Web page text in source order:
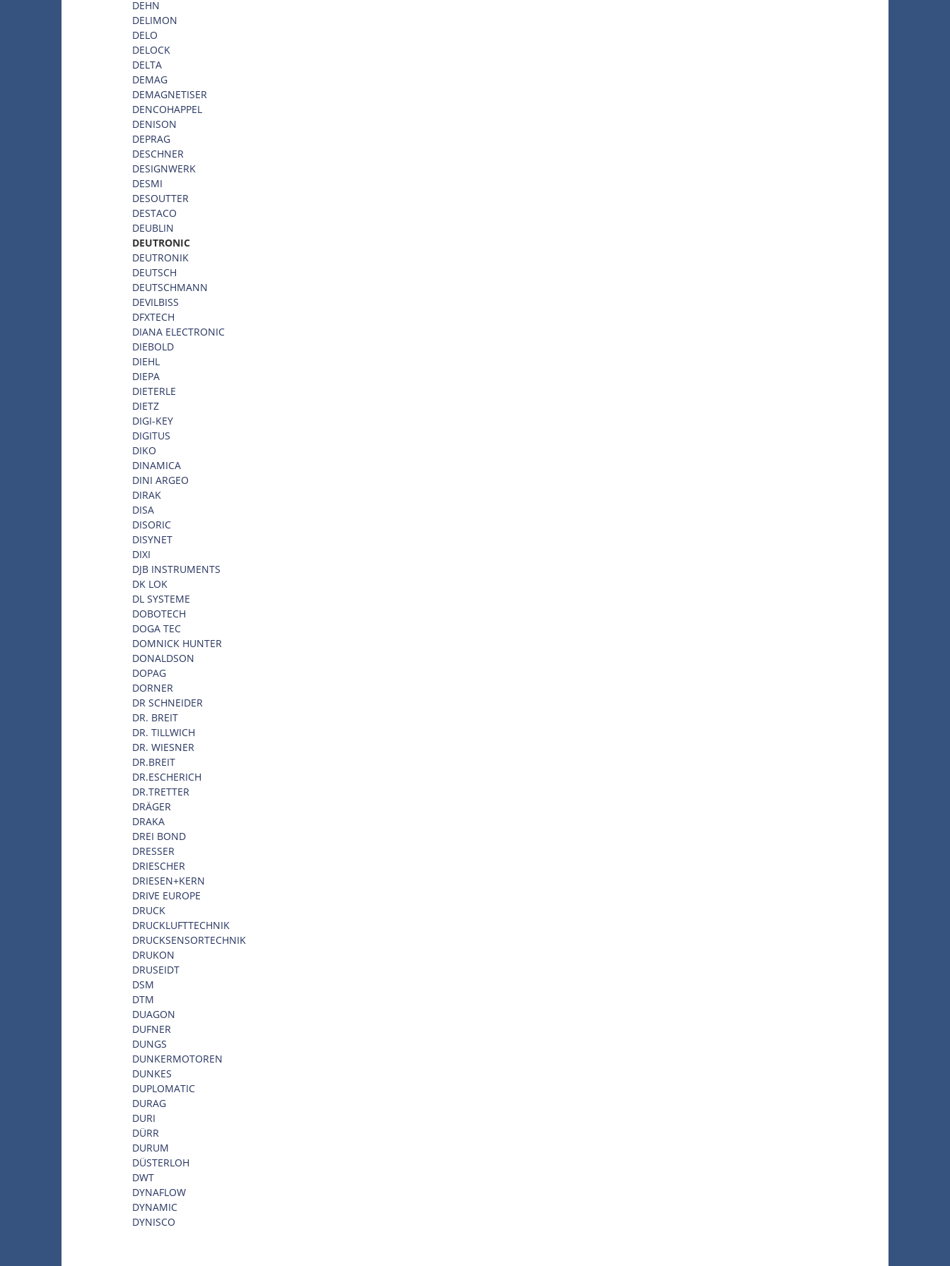
DEHN
DELIMON
DELO
DELOCK
DELTA
DEMAG
DEMAGNETISER
DENCOHAPPEL
DENISON
DEPRAG
DESCHNER
DESIGNWERK
DESMI
DESOUTTER
DESTACO
DEUBLIN
DEUTRONIC
DEUTRONIK
DEUTSCH
DEUTSCHMANN
DEVILBISS
DFXTECH
DIANA ELECTRONIC
DIEBOLD
DIEHL
DIEPA
DIETERLE
DIETZ
DIGI-KEY
DIGITUS
DIKO
DINAMICA
DINI ARGEO
DIRAK
DISA
DISORIC
DISYNET
DIXI
DJB INSTRUMENTS
DK LOK
DL SYSTEME
DOBOTECH
DOGA TEC
DOMNICK HUNTER
DONALDSON
DOPAG
DORNER
DR SCHNEIDER
DR. BREIT
DR. TILLWICH
DR. WIESNER
DR.BREIT
DR.ESCHERICH
DR.TRETTER
DRÄGER
DRAKA
DREI BOND
DRESSER
DRIESCHER
DRIESEN+KERN
DRIVE EUROPE
DRUCK
DRUCKLUFTTECHNIK
DRUCKSENSORTECHNIK
DRUKON
DRUSEIDT
DSM
DTM
DUAGON
DUFNER
DUNGS
DUNKERMOTOREN
DUNKES
DUPLOMATIC
DURAG
DURI
DÜRR
DURUM
DÜSTERLOH
DWT
DYNAFLOW
DYNAMIC
DYNISCO